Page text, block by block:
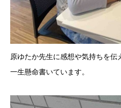
原ゆたか先生に感想や気持ちを伝
一生懸命書いています。